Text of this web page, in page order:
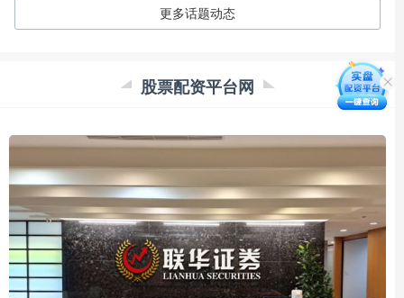
更多话题动态
股票配资平台网